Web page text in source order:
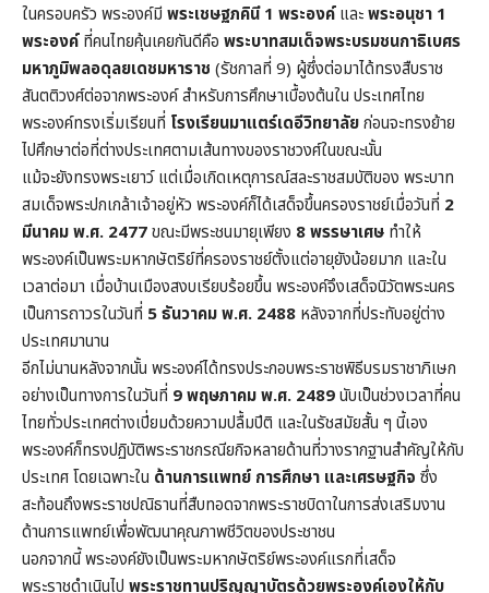
ในครอบครัว พระองค์มี พระเชษฐภคินี 1 พระองค์และพระอนุชา 1
พระองค์ที่คนไทยคุ้นเคยกันดีคือ พระบาทสมเด็จพระบรมชนกาธิเบศร
มหาภูมิพลอดุลยเดชมหาราช (รัชกาลที่ 9) ผู้ซึ่งต่อมาได้ทรงสืบราช
สันตติวงศ์ต่อจากพระองค์ สำหรับการศึกษาเบื้องต้นใน ประเทศไทย
พระองค์ทรงเริ่มเรียนที่ โรงเรียนมาแตร์เดอีวิทยาลัยก่อนจะทรงย้าย
ไปศึกษาต่อที่ต่างประเทศตามเส้นทางของราชวงศ์ในขณะนั้น
แม้จะยังทรงพระเยาว์ แต่เมื่อเกิดเหตุการณ์สละราชสมบัติของ พระบาท
สมเด็จพระปกเกล้าเจ้าอยู่หัว พระองค์ก็ได้เสด็จขึ้นครองราชย์เมื่อวันที่ 2
มีนาคม พ.ศ. 2477ขณะมีพระชนมายุเพียง 8 พรรษาเศษ ทำให้
พระองค์เป็นพระมหากษัตริย์ที่ครองราชย์ตั้งแต่อายุยังน้อยมาก และใน
เวลาต่อมา เมื่อบ้านเมืองสงบเรียบร้อยขึ้น พระองค์จึงเสด็จนิวัตพระนคร
เป็นการถาวรในวันที่ 5 ธันวาคม พ.ศ. 2488 หลังจากที่ประทับอยู่ต่าง
ประเทศมานาน
อีกไม่นานหลังจากนั้น พระองค์ได้ทรงประกอบพระราชพิธีบรมราชาภิเษก
อย่างเป็นทางการในวันที่ 9 พฤษภาคม พ.ศ. 2489นับเป็นช่วงเวลาที่คน
ไทยทั่วประเทศต่างเปี่ยมด้วยความปลื้มปีติ และในรัชสมัยสั้น ๆ นี้เอง
พระองค์ก็ทรงปฏิบัติพระราชกรณียกิจหลายด้านที่วางรากฐานสำคัญให้กับ
ประเทศ โดยเฉพาะใน ด้านการแพทย์ การศึกษา และเศรษฐกิจ ซึ่ง
สะท้อนถึงพระราชปณิธานที่สืบทอดจากพระราชบิดาในการส่งเสริมงาน
ด้านการแพทย์เพื่อพัฒนาคุณภาพชีวิตของประชาชน
นอกจากนี้ พระองค์ยังเป็นพระมหากษัตริย์พระองค์แรกที่เสด็จ
พระราชดำเนินไป พระราชทานปริญญาบัตรด้วยพระองค์เองให้กับ